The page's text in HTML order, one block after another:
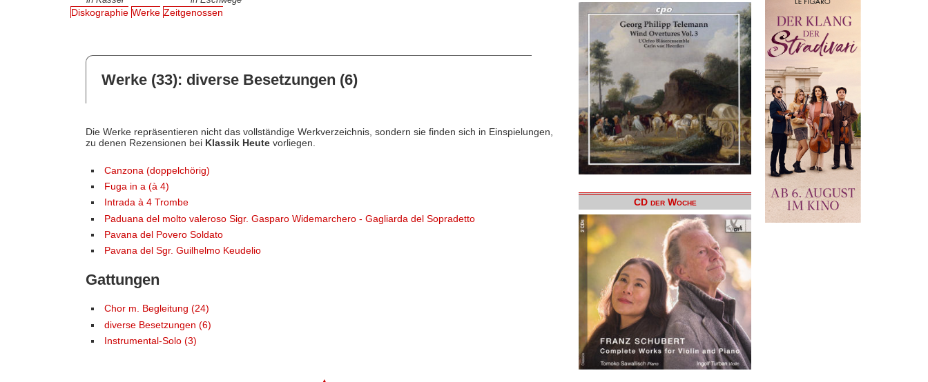
Diskographie Werke Zeitgenossen
Werke (33): diverse Besetzungen (6)
Die Werke repräsentieren nicht das vollständige Werkverzeichnis, sondern sie finden sich in Einspielungen,
zu denen Rezensionen bei Klassik Heutevorliegen.
Canzona (doppelchörig)
Fuga in a (à 4)
Intrada à 4 Trombe
Paduana del molto valeroso Sigr. Gasparo Widemarchero - Gagliarda del Sopradetto
Pavana del Povero Soldato
Pavana del Sgr. Guilhelmo Keudelio
Gattungen
Chor m. Begleitung (24)
diverse Besetzungen (6)
Instrumental-Solo (3)
CD der Woche